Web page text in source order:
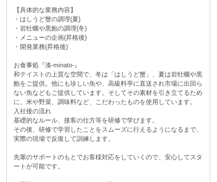
【具体的な業務内容】
・はしうど蟹の調理(夏)
・岩牡蠣や黒鮑の調理(冬)
・メニューの企画(昇格後)
・開発業務(昇格後)
お食事処『湊-minato-』
和テイストの上質な空間で、冬は「はしうど蟹」、夏は岩牡蠣や黒
鮑をご提供。他にも珍しい魚や、高級料亭に直送され市場に出回ら
ない魚などもご提供しています。そしてその素材を引き立てるため
に、米や野菜、調味料など、こだわったものを使用しています。
入社後の流れ
基礎的なルール、接客の仕方等を研修で学びます。
その後、研修で学習したことをスムーズに行えるようになるまで、
実際の現場で反復して訓練します。
先輩のサポートのもとでお客様対応をしていくので、安心してスタ
ートが可能です。